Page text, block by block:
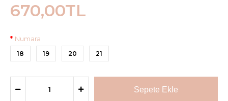
670,00TL
Numara
18 19 20 21